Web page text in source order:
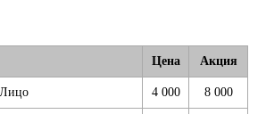
Цена Акция
Лицо 4 000 8 000